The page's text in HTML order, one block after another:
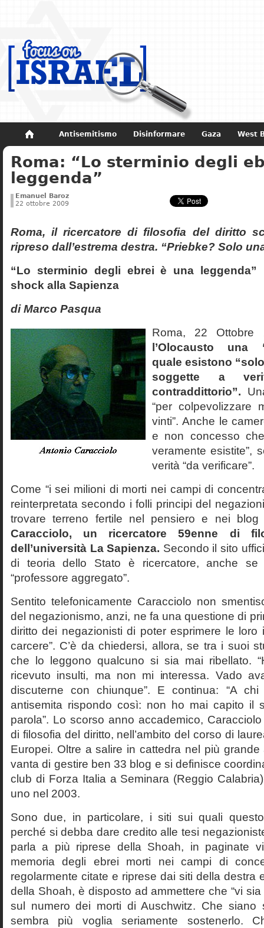
Antisemitismo Disinformare Gaza West
Non dimenticare Storia di Israele
Roma: “Lo sterminio degli
leggenda”
Emanuel Baroz
22 ottobre 2009
Roma, il ricercatore di filosofia del diritto
ripreso dall’estrema destra. “Priebke? Solo
“Lo sterminio degli ebrei è una leggenda”
shock alla Sapienza
di Marco Pasqua
Roma, 22
l’Olocausto una
quale esistono
soggette a
contraddittorio”.
“per colpevolizzare
vinti”. Anche le
e non concesso
veramente esistite”,
verità “da verificare”.
Come “i sei milioni di morti nei campi di
reinterpretata secondo i folli principi del
trovare terreno fertile nel pensiero e nei
Caracciolo, un ricercatore 59enne di
dell’università La Sapienza. Secondo il sito
di teoria dello Stato è ricercatore, anche
“professore aggregato”.
Sentito telefonicamente Caracciolo non
del negazionismo, anzi, ne fa una questione di
diritto dei negazionisti di poter esprimere le loro
carcere”. C’è da chiedersi, allora, se tra i suoi
che lo leggono qualcuno si sia mai ribellato.
ricevuto insulti, ma non mi interessa. Vado
discuterne con chiunque”. E continua: “A
antisemita rispondo così: non ho mai capito il
parola”. Lo scorso anno accademico,
di filosofia del diritto, nell’ambito del corso di
Europei. Oltre a salire in cattedra nel più grande
vanta di gestire ben 33 blog e si definisce
club di Forza Italia a Seminara (Reggio
uno nel 2003.
Sono due, in particolare, i siti sui quali
perché si debba dare credito alle tesi
parla a più riprese della Shoah, in paginate
memoria degli ebrei morti nei campi di
regolarmente citate e riprese dai siti della destra
della Shoah, è disposto ad ammettere che “vi
sul numero dei morti di Auschwitz. Che siano
sembra più voglia seriamente sostenerlo.